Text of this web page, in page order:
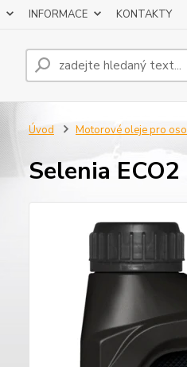
INFORMACE KONTAKTY
Úvod Motorové oleje pro
Selenia